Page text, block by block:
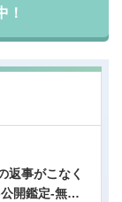
！
返事がこなく
開鑑定-無料